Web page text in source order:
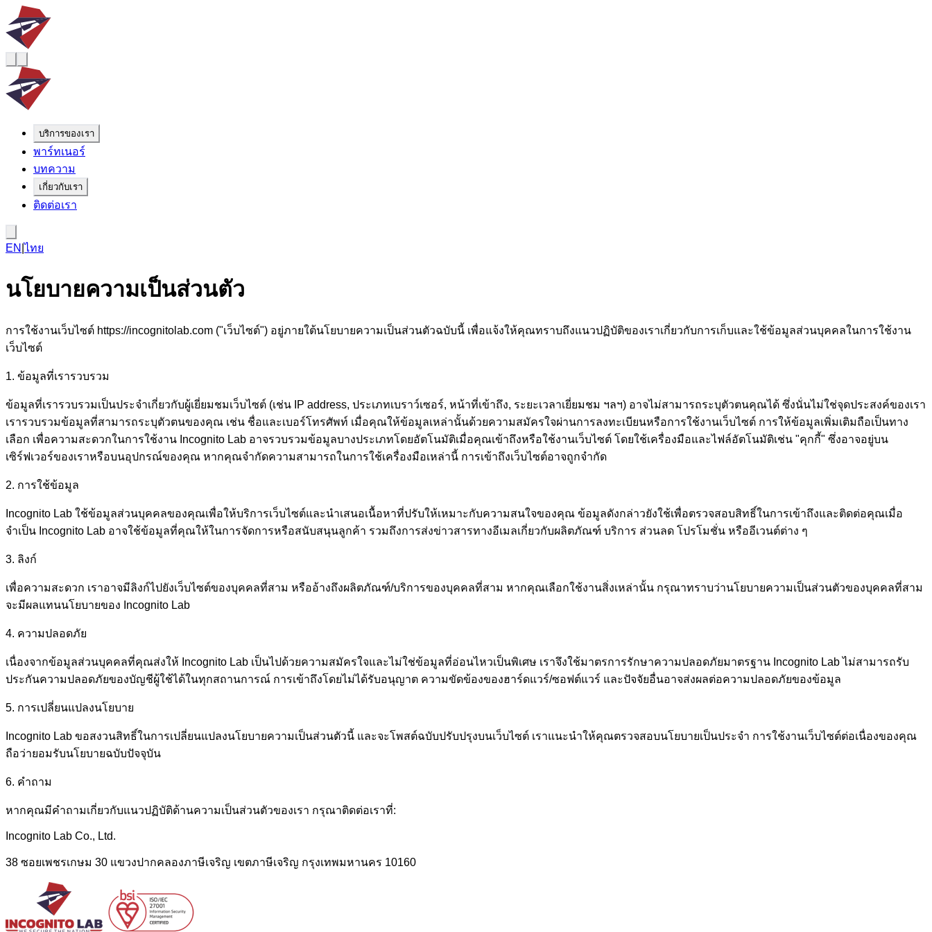
บริการของเรา
พาร์ทเนอร์
บทความ
เกี่ยวกับเรา
ติดต่อเรา
EN |ไทย
นโยบายความเป็นส่วนตัว
การใช้งานเว็บไซต์ https://incognitolab.com ("เว็บไซต์") อยู่ภายใต้นโยบายความเป็นส่วนตัวฉบับนี้ เพื่อแจ้งให้คุณทราบถึงแนวปฏิบัติของเราเกี่ยวกับการเก็บและใช้ข้อมูลส่วนบุคคลในการใช้งาน
เว็บไซต์
1. ข้อมูลที่เรารวบรวม
ข้อมูลที่เรารวบรวมเป็นประจำเกี่ยวกับผู้เยี่ยมชมเว็บไซต์ (เช่น IP address, ประเภทเบราว์เซอร์, หน้าที่เข้าถึง, ระยะเวลาเยี่ยมชม ฯลฯ) อาจไม่สามารถระบุตัวตนคุณได้ ซึ่งนั่นไม่ใช่จุดประสงค์ของเรา
เรารวบรวมข้อมูลที่สามารถระบุตัวตนของคุณ เช่น ชื่อและเบอร์โทรศัพท์ เมื่อคุณให้ข้อมูลเหล่านั้นด้วยความสมัครใจผ่านการลงทะเบียนหรือการใช้งานเว็บไซต์ การให้ข้อมูลเพิ่มเติมถือเป็นทาง
เลือก เพื่อความสะดวกในการใช้งาน Incognito Lab อาจรวบรวมข้อมูลบางประเภทโดยอัตโนมัติเมื่อคุณเข้าถึงหรือใช้งานเว็บไซต์ โดยใช้เครื่องมือและไฟล์อัตโนมัติเช่น "คุกกี้" ซึ่งอาจอยู่บน
เซิร์ฟเวอร์ของเราหรือบนอุปกรณ์ของคุณ หากคุณจำกัดความสามารถในการใช้เครื่องมือเหล่านี้ การเข้าถึงเว็บไซต์อาจถูกจำกัด
2. การใช้ข้อมูล
Incognito Lab ใช้ข้อมูลส่วนบุคคลของคุณเพื่อให้บริการเว็บไซต์และนำเสนอเนื้อหาที่ปรับให้เหมาะกับความสนใจของคุณ ข้อมูลดังกล่าวยังใช้เพื่อตรวจสอบสิทธิ์ในการเข้าถึงและติดต่อคุณเมื่อ
จำเป็น Incognito Lab อาจใช้ข้อมูลที่คุณให้ในการจัดการหรือสนับสนุนลูกค้า รวมถึงการส่งข่าวสารทางอีเมลเกี่ยวกับผลิตภัณฑ์ บริการ ส่วนลด โปรโมชั่น หรืออีเวนต์ต่าง ๆ
3. ลิงก์
เพื่อความสะดวก เราอาจมีลิงก์ไปยังเว็บไซต์ของบุคคลที่สาม หรืออ้างถึงผลิตภัณฑ์/บริการของบุคคลที่สาม หากคุณเลือกใช้งานสิ่งเหล่านั้น กรุณาทราบว่านโยบายความเป็นส่วนตัวของบุคคลที่สาม
จะมีผลแทนนโยบายของ Incognito Lab
4. ความปลอดภัย
เนื่องจากข้อมูลส่วนบุคคลที่คุณส่งให้ Incognito Lab เป็นไปด้วยความสมัครใจและไม่ใช่ข้อมูลที่อ่อนไหวเป็นพิเศษ เราจึงใช้มาตรการรักษาความปลอดภัยมาตรฐาน Incognito Lab ไม่สามารถรับ
ประกันความปลอดภัยของบัญชีผู้ใช้ได้ในทุกสถานการณ์ การเข้าถึงโดยไม่ได้รับอนุญาต ความขัดข้องของฮาร์ดแวร์/ซอฟต์แวร์ และปัจจัยอื่นอาจส่งผลต่อความปลอดภัยของข้อมูล
5. การเปลี่ยนแปลงนโยบาย
Incognito Lab ขอสงวนสิทธิ์ในการเปลี่ยนแปลงนโยบายความเป็นส่วนตัวนี้ และจะโพสต์ฉบับปรับปรุงบนเว็บไซต์ เราแนะนำให้คุณตรวจสอบนโยบายเป็นประจำ การใช้งานเว็บไซต์ต่อเนื่องของคุณ
ถือว่ายอมรับนโยบายฉบับปัจจุบัน
6. คำถาม
หากคุณมีคำถามเกี่ยวกับแนวปฏิบัติด้านความเป็นส่วนตัวของเรา กรุณาติดต่อเราที่:
Incognito Lab Co., Ltd.
38 ซอยเพชรเกษม 30 แขวงปากคลองภาษีเจริญ เขตภาษีเจริญ กรุงเทพมหานคร 10160